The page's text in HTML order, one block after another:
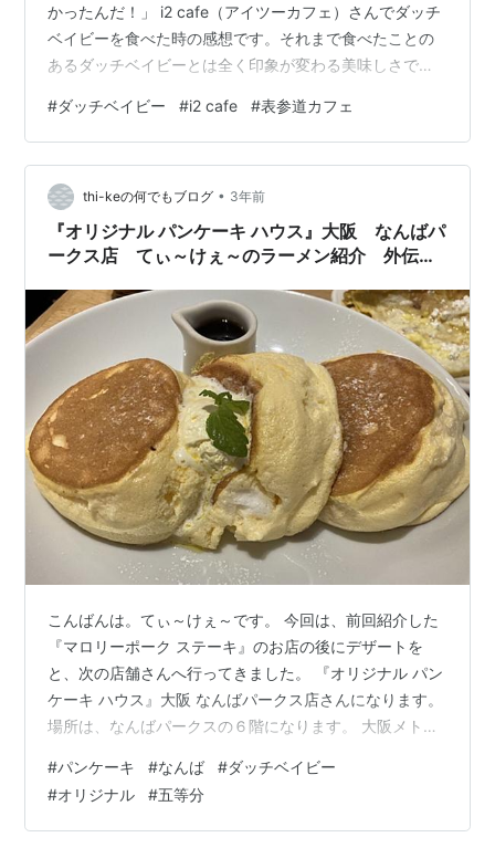
かったんだ！」 i2 cafe（アイツーカフェ）さんでダッチ
ベイビーを食べた時の感想です。それまで食べたことの
あるダッチベイビーとは全く印象が変わる美味しさでし
cafeさんで食べたダッチベイビーのメニューをまとめま
した。i2 cafeさんやダッチベイビーが気になる方の参考
になれば嬉しいです。 表参道カフェ【 i2 CAFE（アイツ
ーカフェ）】 ダッチベイビーとは 花とグリーンに囲まれ
たカフェ i2 cafeさんのメニュー…
#ダッチベイビー #i2 cafe #表参道カフェ
thi-keの何でもブログ • 3年前
『オリジナル パンケーキ ハウス』大阪 なんばパ
ークス店 てぃ～けぇ～のラーメン紹介 外伝＃⃣
こんばんは。てぃ～けぇ～です。 今回は、前回紹介した
『マロリーポーク ステーキ』のお店の後にデザートを
と、次の店舗さんへ行ってきました。 『オリジナル パン
ケーキ ハウス』大阪 なんばパークス店さんになります。
場所は、なんばパークスの６階になります。 大阪メトロ
は、少し歩かないといけないですが、いつも僕たちが利
用している日本橋の所のコインパーキングを紹介したい
と思います。 （『マロリーポーク ステーキ』大阪難波店
#パンケーキ #なんば #ダッチベイビー
#オリジナル #五等分